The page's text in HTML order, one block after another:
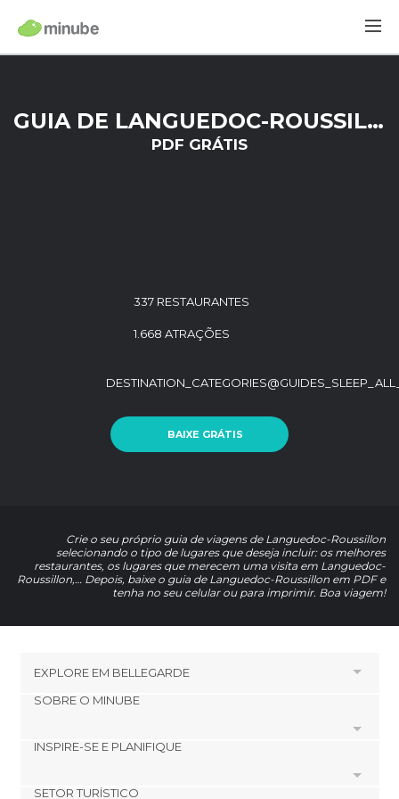
GUIA DE LANGUEDOC-ROUSSILLON
PDF GRÁTIS
337 RESTAURANTES
1.668 ATRAÇÕES
BAIXE GRÁTIS
Crie o seu próprio guia de viagens de Languedoc-Roussillon
selecionando o tipo de lugares que deseja incluir: os melhores
restaurantes, os lugares que merecem uma visita em Languedoc-
Roussillon,… Depois, baixe o guia de Languedoc-Roussillon em PDF e
tenha no seu celular ou para imprimir. Boa viagem!
EXPLORE EM BELLEGARDE
Hotéis em Fourques
Hotéis em Caissargues
SOBRE O MINUBE
Cookies
Política de privacidade
INSPIRE-SE E PLANIFIQUE
SETOR TURÍSTICO